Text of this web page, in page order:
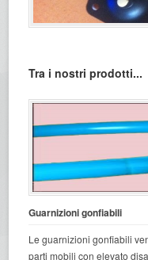
Tra i nostri prodotti...
Guarnizioni gonfiabili
Le guarnizioni gonfiabili
parti mobili con elevato